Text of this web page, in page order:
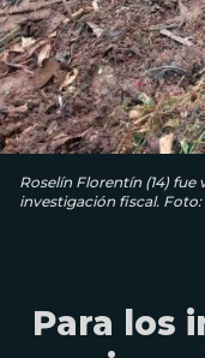
Roselín Florentín (14)
investigación fiscal. Foto:
Para los